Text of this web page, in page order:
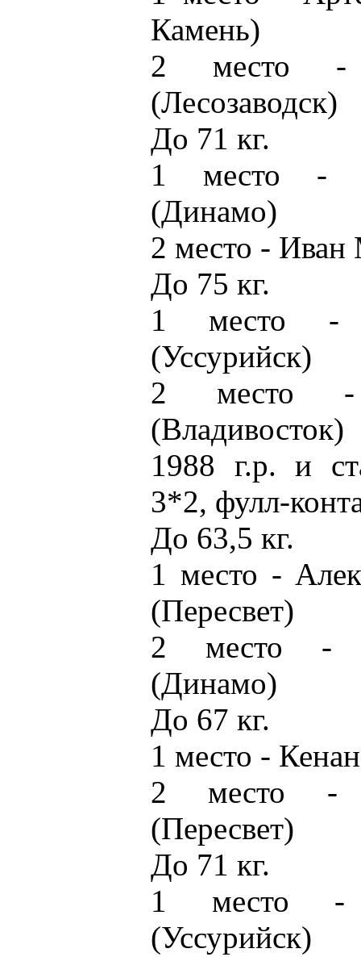
Камень)
2 место -
(Лесозаводск)
До 71 кг.
1 место -
(Динамо)
2 место - Иван
До 75 кг.
1 место -
(Уссурийск)
2 место -
(Владивосток)
1988 г.р. и
3*2, фулл-
До 63,5 кг.
1 место -
(Пересвет)
2 место -
(Динамо)
До 67 кг.
1 место -
2 место -
(Пересвет)
До 71 кг.
1 место -
(Уссурийск)